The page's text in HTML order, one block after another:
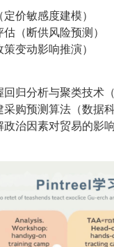
价敏感度建模）
（断供风险预测）
变动影响推演）
回归分析与聚类技术
采购预测算法（数据
政治因素对贸易的影